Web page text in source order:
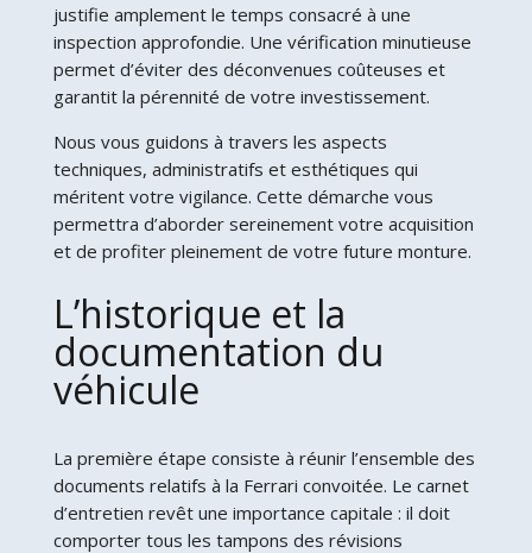
justifie amplement le temps consacré à une
inspection approfondie. Une vérification minutieuse
permet d’éviter des déconvenues coûteuses et
garantit la pérennité de votre investissement.
Nous vous guidons à travers les aspects
techniques, administratifs et esthétiques qui
méritent votre vigilance. Cette démarche vous
permettra d’aborder sereinement votre acquisition
et de profiter pleinement de votre future monture.
L’historique et la
documentation du
véhicule
La première étape consiste à réunir l’ensemble des
documents relatifs à la Ferrari convoitée. Le carnet
d’entretien revêt une importance capitale : il doit
comporter tous les tampons des révisions